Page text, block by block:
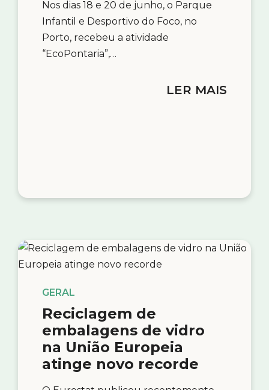
Nos dias 18 e 20 de junho, o Parque
Infantil e Desportivo do Foco, no
Porto, recebeu a atividade
“EcoPontaria”,…
LER MAIS
GERAL
Reciclagem de
embalagens de vidro
na União Europeia
atinge novo recorde